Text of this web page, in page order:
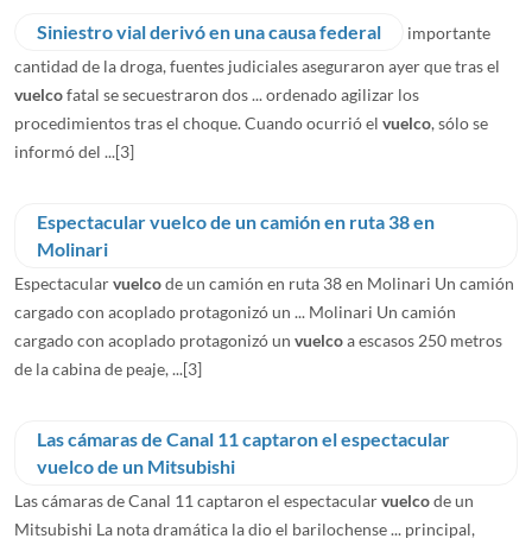
Siniestro vial derivó en una causa federal
importante
cantidad de la droga, fuentes judiciales aseguraron ayer que tras el
vuelcofatal se secuestraron dos ... ordenado agilizar los
procedimientos tras el choque. Cuando ocurrió el vuelco, sólo se
informó del ...[3]
Espectacular vuelco de un camión en ruta 38 en
Molinari
Espectacularvuelcode un camión en ruta 38 en Molinari Un camión
cargado con acoplado protagonizó un ... Molinari Un camión
cargado con acoplado protagonizó un vuelcoa escasos 250 metros
de la cabina de peaje, ...[3]
Las cámaras de Canal 11 captaron el espectacular
vuelco de un Mitsubishi
Las cámaras de Canal 11 captaron el espectacularvuelcode un
Mitsubishi La nota dramática la dio el barilochense ... principal,